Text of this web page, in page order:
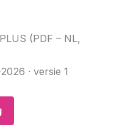
(PDF – NL,
· versie 1